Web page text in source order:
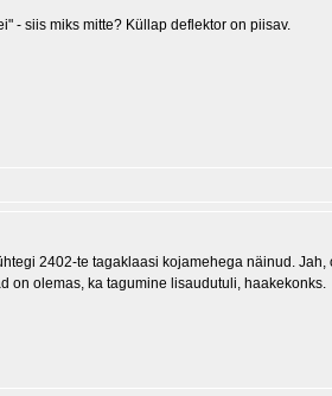
- siis miks mitte? Küllap deflektor on piisav.
2402-te tagaklaasi kojamehega näinud.
on olemas, ka tagumine lisaudutuli, haakekonks.